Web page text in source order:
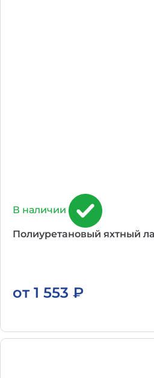
В наличии
Полиуретановый яхтный
от 1 553 ₽